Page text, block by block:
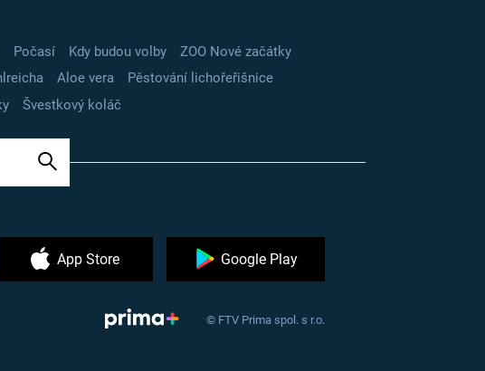
Počasí Kdy budou volby
ZOO Nové začátky
Aloe vera
Pěstování lichořeřišnice
Švestkový koláč
App Store Google Play
© FTV Prima spol. s r.o.